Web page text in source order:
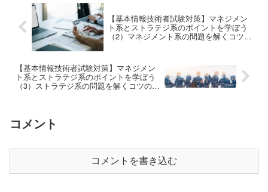
【基本情報技術者試験対策】マネジメン
ト系とストラテジ系のポイントを学ぼう
（2）マネジメント系の問題を解くコツの
【基本情報技術者試験対策】マネジメン
ト系とストラテジ系のポイントを学ぼう
（3）ストラテジ系の問題を解くコツの具
コメント
コメントを書き込む